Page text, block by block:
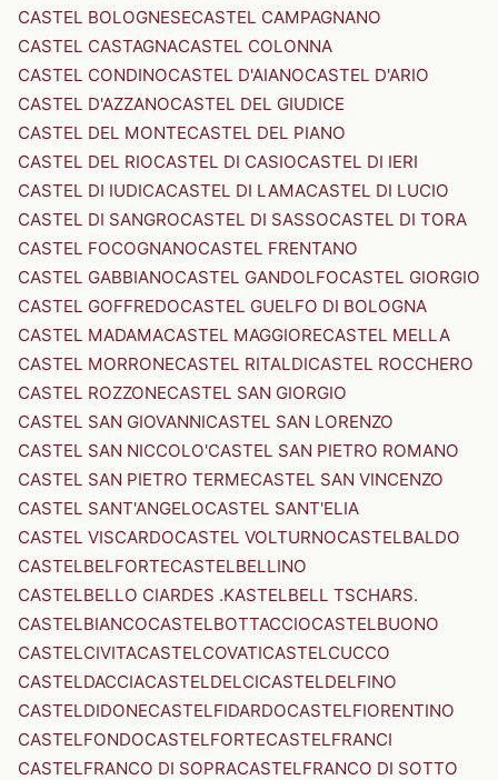
CASTEL BOLOGNESECASTEL CAMPAGNANO
CASTEL CASTAGNACASTEL COLONNA
CASTEL CONDINOCASTEL D'AIANOCASTEL D'ARIO
CASTEL D'AZZANOCASTEL DEL GIUDICE
CASTEL DEL MONTECASTEL DEL PIANO
CASTEL DEL RIOCASTEL DI CASIOCASTEL DI IERI
CASTEL DI IUDICACASTEL DI LAMACASTEL DI LUCIO
CASTEL DI SANGROCASTEL DI SASSOCASTEL DI TORA
CASTEL FOCOGNANOCASTEL FRENTANO
CASTEL GABBIANOCASTEL GANDOLFOCASTEL GIORGIO
CASTEL GOFFREDOCASTEL GUELFO DI BOLOGNA
CASTEL MADAMACASTEL MAGGIORECASTEL MELLA
CASTEL MORRONECASTEL RITALDICASTEL ROCCHERO
CASTEL ROZZONECASTEL SAN GIORGIO
CASTEL SAN GIOVANNICASTEL SAN LORENZO
CASTEL SAN NICCOLO'CASTEL SAN PIETRO ROMANO
CASTEL SAN PIETRO TERMECASTEL SAN VINCENZO
CASTEL SANT'ANGELOCASTEL SANT'ELIA
CASTEL VISCARDOCASTEL VOLTURNOCASTELBALDO
CASTELBELFORTECASTELBELLINO
CASTELBELLO CIARDES .KASTELBELL TSCHARS.
CASTELBIANCOCASTELBOTTACCIOCASTELBUONO
CASTELCIVITACASTELCOVATICASTELCUCCO
CASTELDACCIACASTELDELCICASTELDELFINO
CASTELDIDONECASTELFIDARDOCASTELFIORENTINO
CASTELFONDOCASTELFORTECASTELFRANCI
CASTELFRANCO DI SOPRACASTELFRANCO DI SOTTO